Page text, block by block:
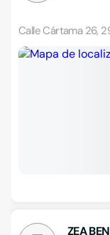
Calle Cártama 26,
ZEA